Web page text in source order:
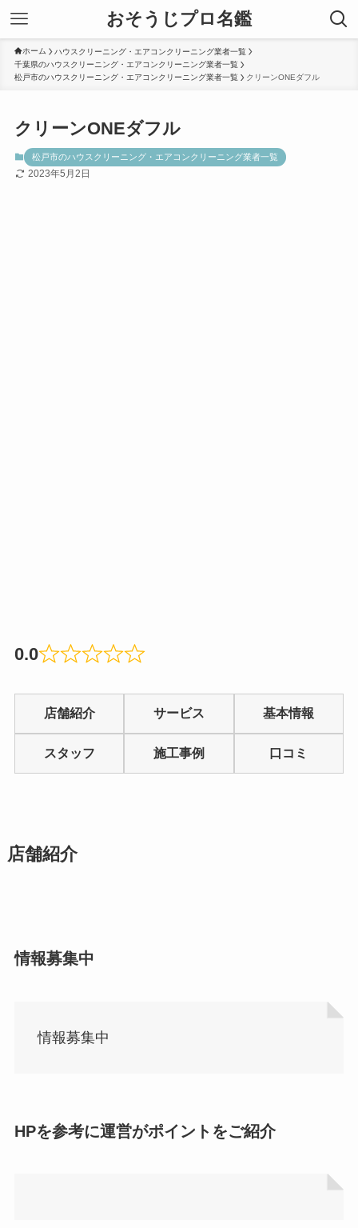
おそうじプロ名鑑
ホーム
ハウスクリーニング・エアコンクリーニング業者一覧
千葉県のハウスクリーニング・エアコンクリーニング業者一覧
松戸市のハウスクリーニング・エアコンクリーニング業者一覧
クリーンONEダフル
クリーンONEダフル
松戸市のハウスクリーニング・エアコンクリーニング業者一覧
2023年5月2日
0.0
Rated
0.0
out
5
店舗紹介 サービス 基本情報
スタッフ 施工事例 口コミ
店舗紹介
情報募集中
情報募集中
HPを参考に運営がポイントをご紹介